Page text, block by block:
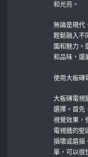
和光亮。
無論是現代
輕鬆融入不
圍和魅力。
和品味，還
使用大板磚
大板磚電視
選擇。首先
視覺效果，
電視牆的堅
損壞或磨損
單，可以很